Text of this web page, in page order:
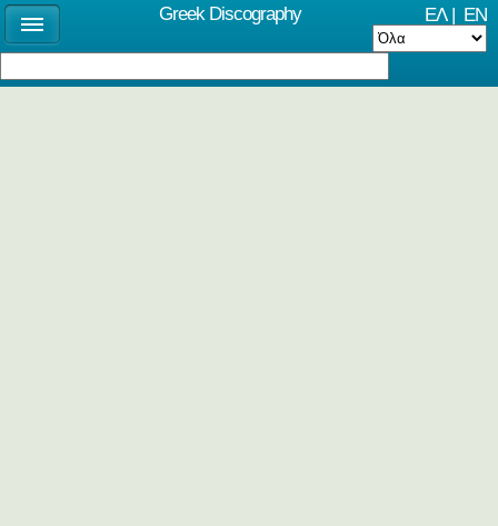
ΕΛ| EN
Greek Discography